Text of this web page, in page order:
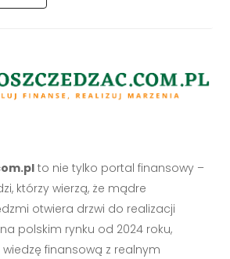
to nie tylko portal finansowy –
którzy wierzą, że mądre
otwiera drzwi do realizacji
polskim rynku od 2024 roku,
finansową z realnym